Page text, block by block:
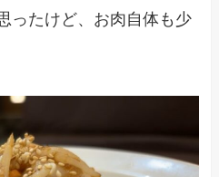
ったけど、お肉自体も少